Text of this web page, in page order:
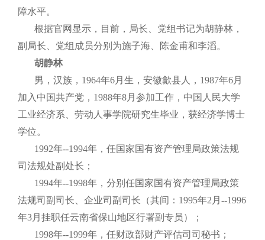
障水平。
根据官网显示，目前，局长、党组书记为胡静林，
副局长、党组成员分别为施子海、陈金甫和李滔。
胡静林
男，汉族，1964年6月生，安徽歙县人，1987年6月
加入中国共产党，1988年8月参加工作，中国人民大学
工业经济系、劳动人事学院研究生毕业，获经济学博士
学位。
1992年--1994年，任国家国有资产管理局政策法规
司法规处副处长；
1994年--1998年，分别任国家国有资产管理局政策
法规司副司长、企业司副司长（其间：1995年2月--1996
年3月挂职任云南省保山地区行署副专员）；
1998年--1999年，任财政部财产评估司司秘书；